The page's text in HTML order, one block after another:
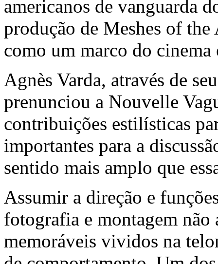
americanos de vanguarda
produção de Meshes of
como um marco do
Agnès Varda, através de
prenunciou a Nouvelle
contribuições estilísticas
importantes para a
sentido mais amplo que
Assumir a direção e
fotografia e montagem não
memoráveis vividos na